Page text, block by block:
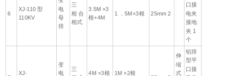
6
XJ-110 型
110KV
电
母
排
三
相 合
相式
3.5M ×3
根+4M
1 ．5M×3根 25mm 2
口接
电夹
接地
夹 1
个
XJ-
变
电
三
4M ×3根
1M ×2根
伸
缩
式
铝排
型平
口接